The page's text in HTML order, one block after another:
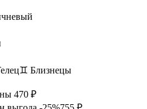
♊ Близнецы
470 ₽